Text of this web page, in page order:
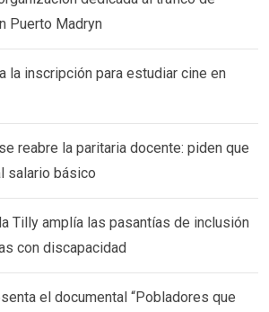
Puerto Madryn
la inscripción para estudiar cine en
reabre la paritaria docente: piden que
salario básico
Tilly amplía las pasantías de inclusión
con discapacidad
el documental “Pobladores que